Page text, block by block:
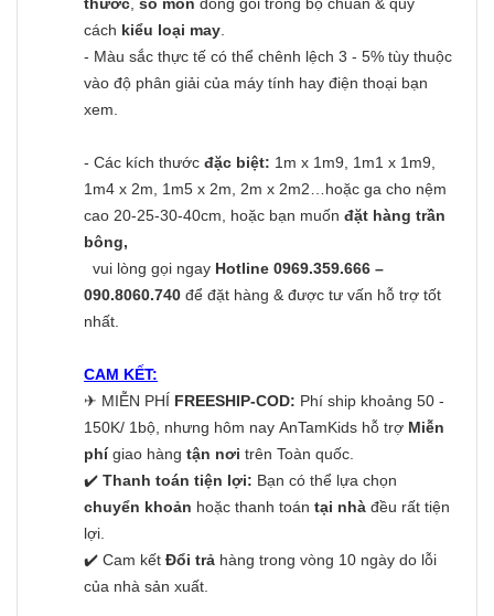
thước, số món đóng gói trong bộ chuẩn & quy
cách kiểu loại may.
- Màu sắc thực tế có thể chênh lệch 3 - 5% tùy thuộc
vào độ phân giải của máy tính hay điện thoại bạn
xem.
- Các kích thước đặc biệt: 1m x 1m9, 1m1 x 1m9,
1m4 x 2m, 1m5 x 2m, 2m x 2m2…hoặc ga cho nệm
cao 20-25-30-40cm, hoặc bạn muốn đặt hàng trần
bông,
vui lòng gọi ngay Hotline 0969.359.666 –
090.8060.740 để đặt hàng & được tư vấn hỗ trợ tốt
nhất.
CAM KẾT:
✈ MIỄN PHÍ FREESHIP-COD: Phí ship khoảng 50 -
150K/ 1bộ, nhưng hôm nay AnTamKids hỗ trợ Miễn
phígiao hàng tận nơi trên Toàn quốc.
✔️ Thanh toán tiện lợi: Bạn có thể lựa chọn
chuyển khoản hoặc thanh toán tại nhà đều rất tiện
lợi.
✔️ Cam kết Đổi trả hàng trong vòng 10 ngày do lỗi
của nhà sản xuất.